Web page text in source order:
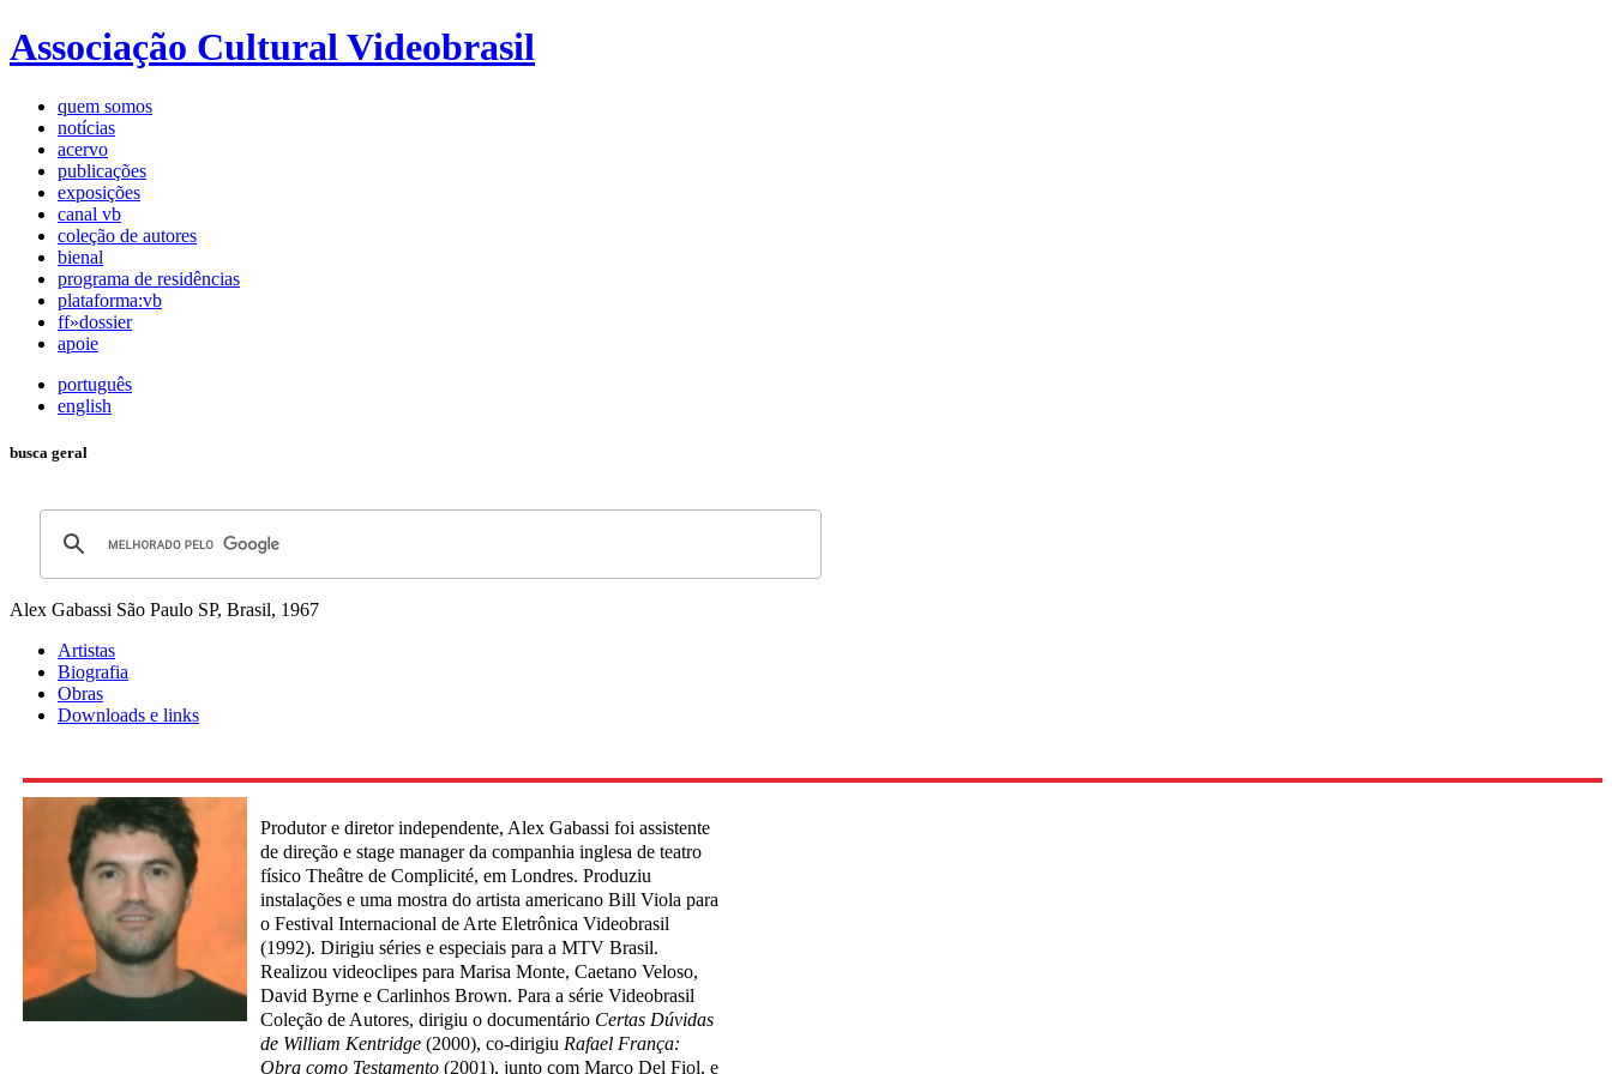
Associação Cultural Videobrasil
quem somos
notícias
acervo
publicações
exposições
canal vb
coleção de autores
bienal
programa de residências
plataforma:vb
ff»dossier
apoie
português
english
busca geral
Alex Gabassi São Paulo SP, Brasil, 1967
Artistas
Biografia
Obras
Downloads e links
Produtor e diretor independente, Alex Gabassi foi assistente
de direção e stage manager da companhia inglesa de teatro
físico Theâtre de Complicité, em Londres. Produziu
instalações e uma mostra do artista americano Bill Viola para
o Festival Internacional de Arte Eletrônica Videobrasil
(1992). Dirigiu séries e especiais para a MTV Brasil.
Realizou videoclipes para Marisa Monte, Caetano Veloso,
David Byrne e Carlinhos Brown. Para a série Videobrasil
Coleção de Autores, dirigiu o documentário Certas Dúvidas
de William Kentridge (2000), co-dirigiu Rafael França:
Obra como Testamento (2001), junto com Marco Del Fiol, e